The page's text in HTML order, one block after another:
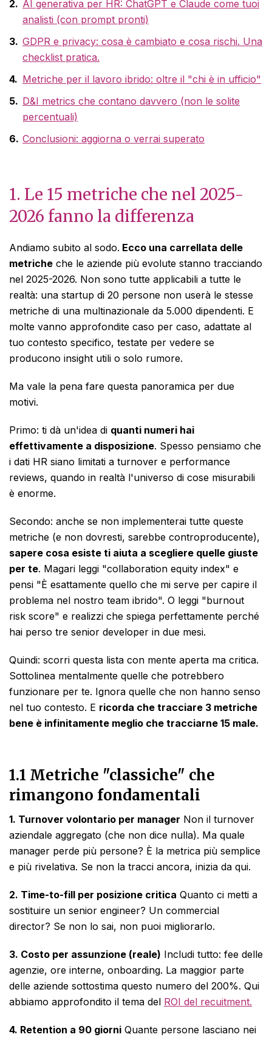
AI generativa per HR: ChatGPT e Claude come tuoi
analisti (con prompt pronti)
GDPR e privacy: cosa è cambiato e cosa rischi. Una
checklist pratica.
Metriche per il lavoro ibrido: oltre il "chi è in ufficio"
D&I metrics che contano davvero (non le solite
percentuali)
Conclusioni: aggiorna o verrai superato
1. Le 15 metriche che nel 2025-
2026 fanno la differenza
Andiamo subito al sodo. Ecco una carrellata delle
metriche che le aziende più evolute stanno tracciando
nel 2025-2026. Non sono tutte applicabili a tutte le
realtà: una startup di 20 persone non userà le stesse
metriche di una multinazionale da 5.000 dipendenti. E
molte vanno approfondite caso per caso, adattate al
tuo contesto specifico, testate per vedere se
producono insight utili o solo rumore.
Ma vale la pena fare questa panoramica per due
motivi.
Primo: ti dà un'idea di quanti numeri hai
effettivamente a disposizione. Spesso pensiamo che
i dati HR siano limitati a turnover e performance
reviews, quando in realtà l'universo di cose misurabili
è enorme.
Secondo: anche se non implementerai tutte queste
metriche (e non dovresti, sarebbe controproducente),
sapere cosa esiste ti aiuta a scegliere quelle giuste
per te. Magari leggi "collaboration equity index" e
pensi "È esattamente quello che mi serve per capire il
problema nel nostro team ibrido". O leggi "burnout
risk score" e realizzi che spiega perfettamente perché
hai perso tre senior developer in due mesi.
Quindi: scorri questa lista con mente aperta ma critica.
Sottolinea mentalmente quelle che potrebbero
funzionare per te. Ignora quelle che non hanno senso
nel tuo contesto. E ricorda che tracciare 3 metriche
bene è infinitamente meglio che tracciarne 15 male.
1.1 Metriche "classiche" che
rimangono fondamentali
1. Turnover volontario per manager Non il turnover
aziendale aggregato (che non dice nulla). Ma quale
manager perde più persone? È la metrica più semplice
e più rivelativa. Se non la tracci ancora, inizia da qui.
2. Time-to-fill per posizione critica Quanto ci metti a
sostituire un senior engineer? Un commercial
director? Se non lo sai, non puoi migliorarlo.
3. Costo per assunzione (reale) Includi tutto: fee delle
agenzie, ore interne, onboarding. La maggior parte
delle aziende sottostima questo numero del 200%. Qui
abbiamo approfondito il tema del ROI del recuitment.
4. Retention a 90 giorni Quante persone lasciano nei